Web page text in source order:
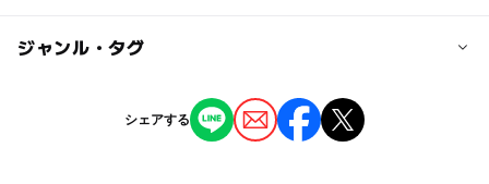
対象年齢
ジャンル・タグ
シェアする